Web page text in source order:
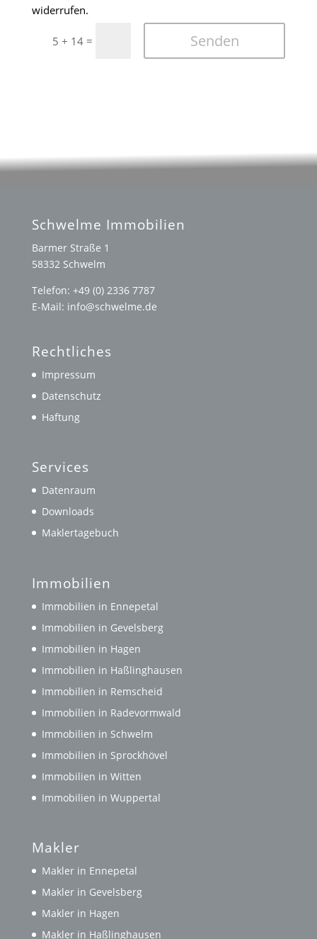
widerrufen.
5 + 14 = Senden
Schwelme Immobilien
Barmer Straße 1
58332 Schwelm
Telefon: +49 (0) 2336 7787
E-Mail: info@schwelme.de
Rechtliches
Impressum
Datenschutz
Haftung
Services
Datenraum
Downloads
Maklertagebuch
Immobilien
Immobilien in Ennepetal
Immobilien in Gevelsberg
Immobilien in Hagen
Immobilien in Haßlinghausen
Immobilien in Remscheid
Immobilien in Radevormwald
Immobilien in Schwelm
Immobilien in Sprockhövel
Immobilien in Witten
Immobilien in Wuppertal
Makler
Makler in Ennepetal
Makler in Gevelsberg
Makler in Hagen
Makler in Haßlinghausen